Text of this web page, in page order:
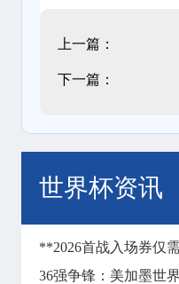
上一篇：
下一篇：
世界杯资讯
36强争锋：美加墨世